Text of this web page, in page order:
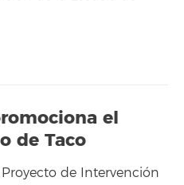
el
de Taco
Proyecto de Intervención